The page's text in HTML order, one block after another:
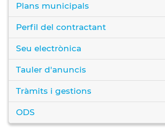
Plans municipals
Perfil del contractant
Seu electrònica
Tauler d'anuncis
Tràmits i gestions
ODS